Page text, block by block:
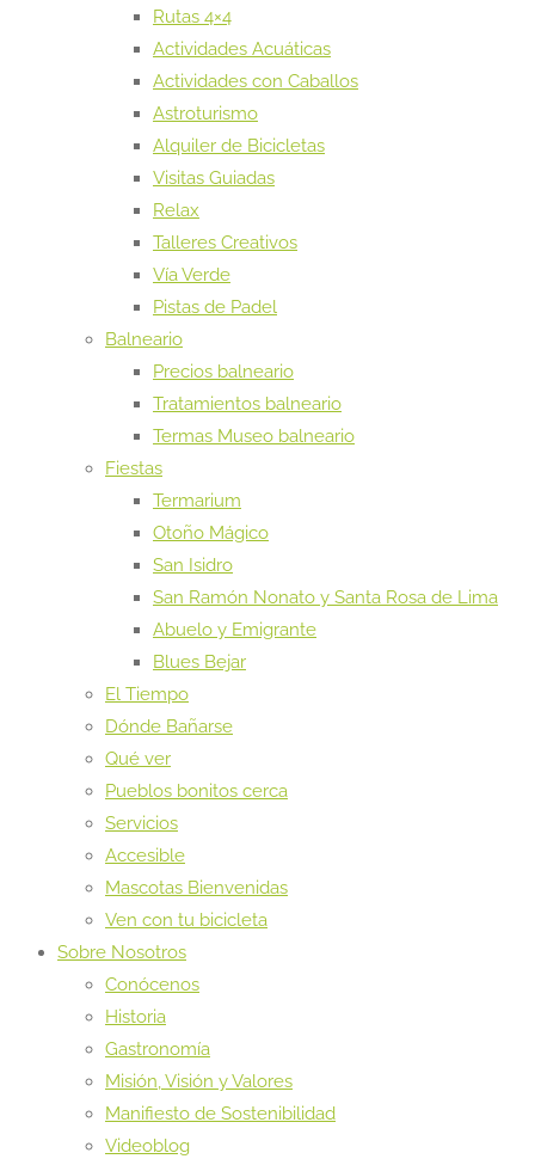
Rutas 4×4
Actividades Acuáticas
Actividades con Caballos
Astroturismo
Alquiler de Bicicletas
Visitas Guiadas
Relax
Talleres Creativos
Vía Verde
Pistas de Padel
Balneario
Precios balneario
Tratamientos balneario
Termas Museo balneario
Fiestas
Termarium
Otoño Mágico
San Isidro
San Ramón Nonato y Santa Rosa de Lima
Abuelo y Emigrante
Blues Bejar
El Tiempo
Dónde Bañarse
Qué ver
Pueblos bonitos cerca
Servicios
Accesible
Mascotas Bienvenidas
Ven con tu bicicleta
Sobre Nosotros
Conócenos
Historia
Gastronomía
Misión, Visión y Valores
Manifiesto de Sostenibilidad
Videoblog